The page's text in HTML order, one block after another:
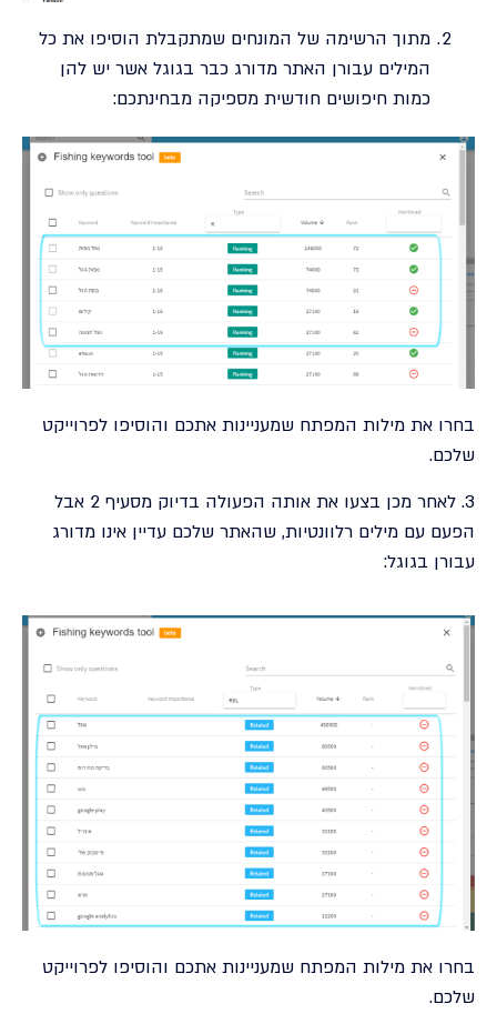
מתוך הרשימה של המונחים שמתקבלת הוסיפו את כל
המילים עבורן האתר מדורג כבר בגוגל אשר יש להן
כמות חיפושים חודשית מספיקה מבחינתכם:
בחרו את מילות המפתח שמעניינות אתכם והוסיפו לפרוייקט
שלכם.
3. לאחר מכן בצעו את אותה הפעולה בדיוק מסעיף 2 אבל
הפעם עם מילים רלוונטיות, שהאתר שלכם עדיין אינו מדורג
עבורן בגוגל:
בחרו את מילות המפתח שמעניינות אתכם והוסיפו לפרוייקט
שלכם.